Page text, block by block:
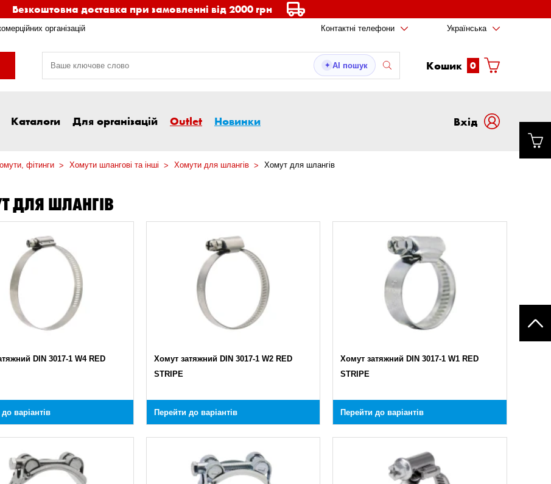
Безкоштовна доставка при замовленні від 2000 грн
організацій Контактні телефони Українська
✦ AI пошук Кошик 0
Каталоги Для організацій Outlet Новинки Вxід
фітинги Хомути шлангові та інші Хомути для шлангів Хомут для шлангів
ДЛЯ ШЛАНГІВ
DIN 3017-1 W4 RED
варіантів
Хомут затяжний DIN 3017-1 W2 RED
STRIPE
Перейти до варіантів
Хомут затяжний DIN 3017-1 W1 RED
STRIPE
Перейти до варіантів